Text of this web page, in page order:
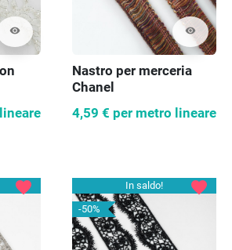
visibility visibility
Nastro per merceria
Chanel
4,59 € per metro lineare
favorite
In saldo!
-50%
favorite